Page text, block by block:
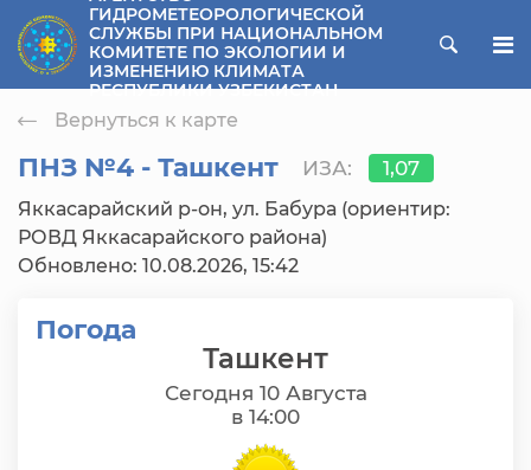
menu
ГИДРОМЕТЕОРОЛОГИЧЕСКОЙ
СЛУЖБЫ ПРИ НАЦИОНАЛЬНОМ
КОМИТЕТЕ ПО ЭКОЛОГИИ И
ИЗМЕНЕНИЮ КЛИМАТА
РЕСПУБЛИКИ УЗБЕКИСТАН
Вернуться к карте
ПНЗ №4 - Ташкент ИЗА: 1,07
Яккасарайский р-он, ул. Бабура (ориентир:
РОВД Яккасарайского района)
Обновлено: 10.08.2026, 15:42
Погода
Ташкент
Сегодня 10 Августа
в 14:00